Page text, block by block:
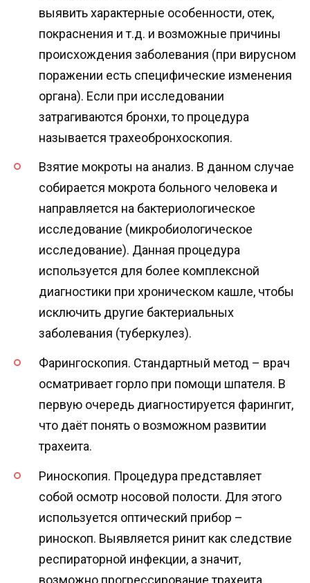
выявить характерные особенности, отек,
покраснения и т.д. и возможные причины
происхождения заболевания (при вирусном
поражении есть специфические изменения
органа). Если при исследовании
затрагиваются бронхи, то процедура
называется трахеобронхоскопия.
Взятие мокроты на анализ. В данном случае
собирается мокрота больного человека и
направляется на бактериологическое
исследование (микробиологическое
исследование). Данная процедура
используется для более комплексной
диагностики при хроническом кашле, чтобы
исключить другие бактериальных
заболевания (туберкулез).
Фарингоскопия. Стандартный метод – врач
осматривает горло при помощи шпателя. В
первую очередь диагностируется фарингит,
что даёт понять о возможном развитии
трахеита.
Риноскопия. Процедура представляет
собой осмотр носовой полости. Для этого
используется оптический прибор –
риноскоп. Выявляется ринит как следствие
респираторной инфекции, а значит,
возможно прогрессирование трахеита.